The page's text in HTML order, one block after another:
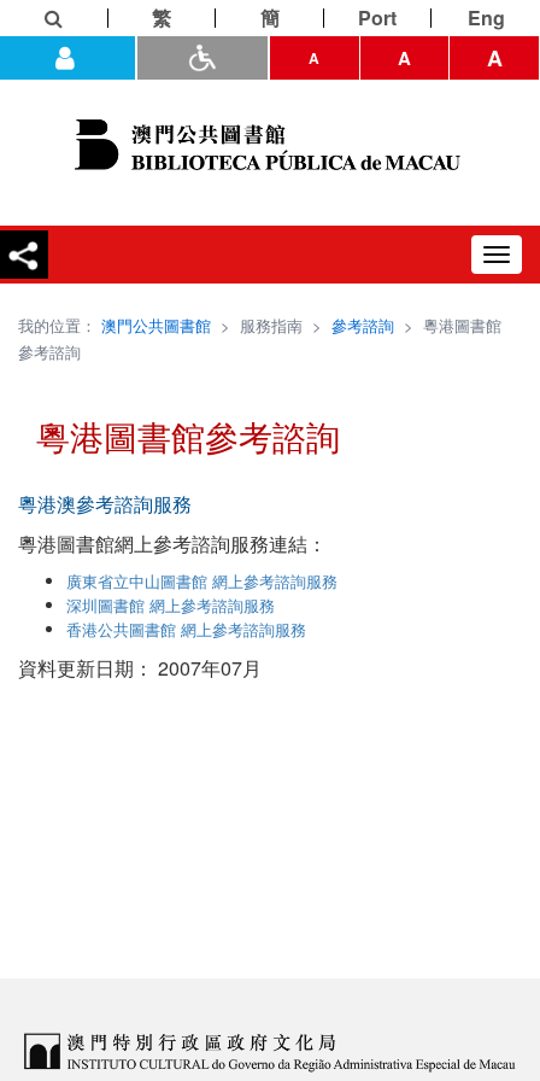
繁 簡 Port Eng
A A A
我的位置： 澳門公共圖書館 > 服務指南 > 參考諮詢 > 粵港圖書館
參考諮詢
粵港圖書館參考諮詢
粵港澳參考諮詢服務
粵港圖書館網上參考諮詢服務連結：
廣東省立中山圖書館 網上參考諮詢服務
深圳圖書館 網上參考諮詢服務
香港公共圖書館 網上參考諮詢服務
資料更新日期： 2007年07月